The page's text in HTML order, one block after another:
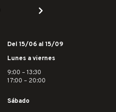
Del 15/06 al 15/09
Lunes a viernes
9:00 – 13:30
17:00 – 20:00
Sábado